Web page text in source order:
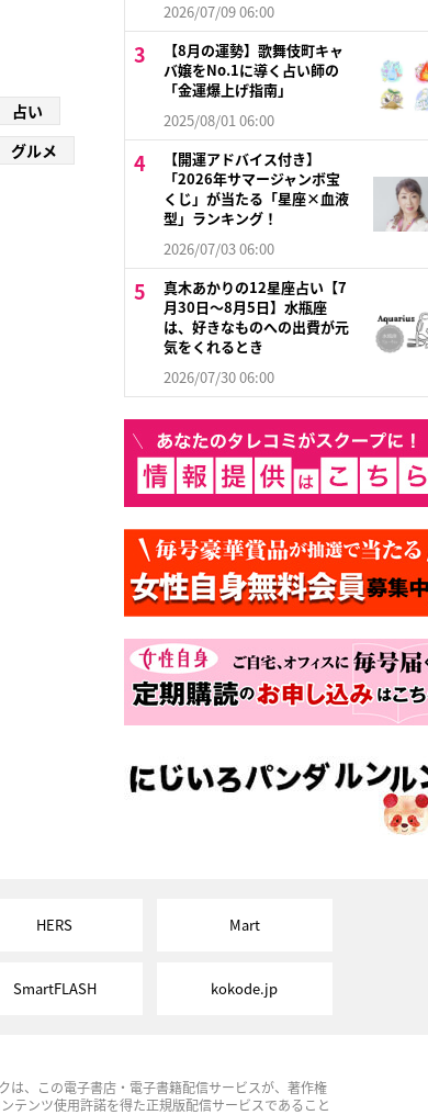
占い
グルメ
2026/07/09 06:00
【8月の運勢】歌舞伎町キャ
バ嬢をNo.1に導く占い師の
「金運爆上げ指南」
2025/08/01 06:00
【開運アドバイス付き】
「2026年サマージャンボ宝
くじ」が当たる「星座×血液
型」ランキング！
2026/07/03 06:00
真木あかりの12星座占い【7
月30日～8月5日】水瓶座
は、好きなものへの出費が元
気をくれるとき
2026/07/30 06:00
HERS Mart
SmartFLASH kokode.jp
は、この電子書店・電子書籍配信サービスが、著作権
テンツ使用許諾を得た正規版配信サービスであること